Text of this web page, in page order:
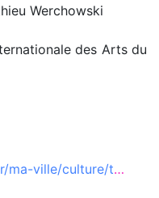
Werchowski
des Arts du
joomlannuaire/fiche/49:theatre